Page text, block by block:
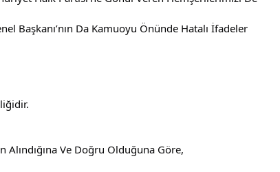
Başkanı’nın Da Kamuoyu Önünde Hatalı İfadeler
Ve Doğru Olduğuna Göre,